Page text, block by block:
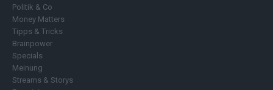
Politik & Co
Money Matters
Tipps & Tricks
Brainpower
Specials
Meinung
Streams & Storys